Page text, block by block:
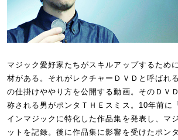
マジック愛好家たちがスキルアップするため
材がある。それがレクチャーＤＶＤと呼ばれ
の仕掛けややり方を公開する動画。そのＤＶ
称される男がポンタＴＨＥスミス。10年前に
インマジックに特化した作品集を発表し、マ
ットを記録。後に作品集に影響を受けたポン